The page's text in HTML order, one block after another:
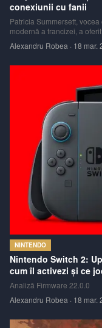
conexiunii cu fanii
Patricia Summersett,
modernă a francizei, a
subtile ale interpretării
Alexandru Robea · 18 mar.
NINTENDO
Nintendo Switch 2:
cum îl activezi și ce
Analiză Firmware 22.0.0
Alexandru Robea · 18 mar.